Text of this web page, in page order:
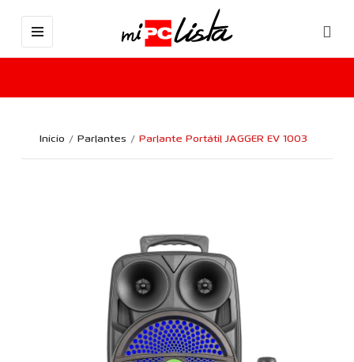
Inicio Parlantes Parlante Portátil JAGGER EV 1003